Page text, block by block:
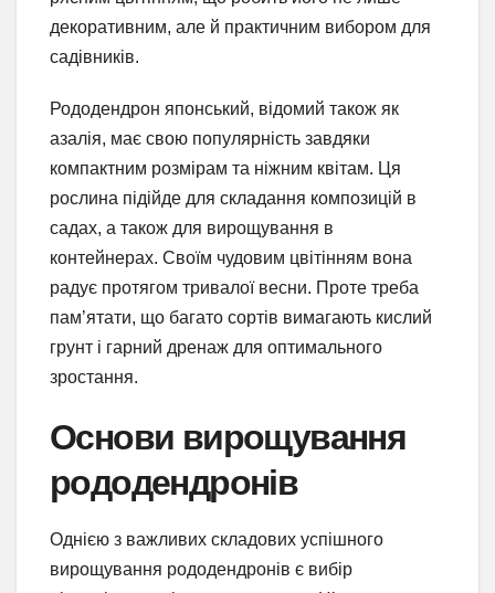
декоративним, але й практичним вибором для
садівників.
Рододендрон японський, відомий також як
азалія, має свою популярність завдяки
компактним розмірам та ніжним квітам. Ця
рослина підійде для складання композицій в
садах, а також для вирощування в
контейнерах. Своїм чудовим цвітінням вона
радує протягом тривалої весни. Проте треба
пам’ятати, що багато сортів вимагають кислий
грунт і гарний дренаж для оптимального
зростання.
Основи вирощування
рододендронів
Однією з важливих складових успішного
вирощування рододендронів є вибір